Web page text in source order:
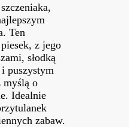
Ten
z jego
słodką⁤
puszystym
myślą ⁤o
Idealnie
zabaw.